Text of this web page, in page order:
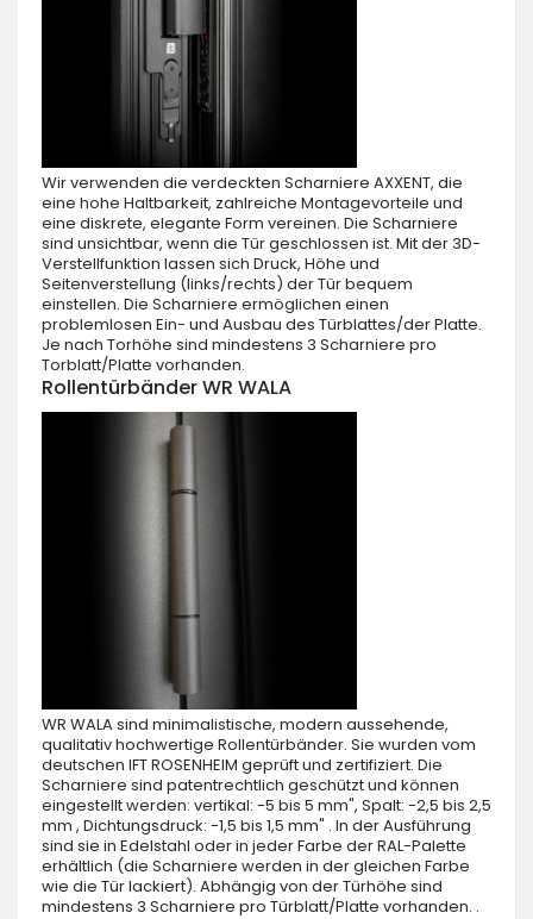
Wir verwenden die verdeckten Scharniere AXXENT, die
eine hohe Haltbarkeit, zahlreiche Montagevorteile und
eine diskrete, elegante Form vereinen. Die Scharniere
sind unsichtbar, wenn die Tür geschlossen ist. Mit der 3D-
Verstellfunktion lassen sich Druck, Höhe und
Seitenverstellung (links/rechts) der Tür bequem
einstellen. Die Scharniere ermöglichen einen
problemlosen Ein- und Ausbau des Türblattes/der Platte.
Je nach Torhöhe sind mindestens 3 Scharniere pro
Torblatt/Platte vorhanden.
Rollentürbänder WR WALA
WR WALA sind minimalistische, modern aussehende,
qualitativ hochwertige Rollentürbänder. Sie wurden vom
deutschen IFT ROSENHEIM geprüft und zertifiziert. Die
Scharniere sind patentrechtlich geschützt und können
eingestellt werden: vertikal: -5 bis 5 mm", Spalt: -2,5 bis 2,5
mm , Dichtungsdruck: -1,5 bis 1,5 mm" . In der Ausführung
sind sie in Edelstahl oder in jeder Farbe der RAL-Palette
erhältlich (die Scharniere werden in der gleichen Farbe
wie die Tür lackiert). Abhängig von der Türhöhe sind
mindestens 3 Scharniere pro Türblatt/Platte vorhanden. .